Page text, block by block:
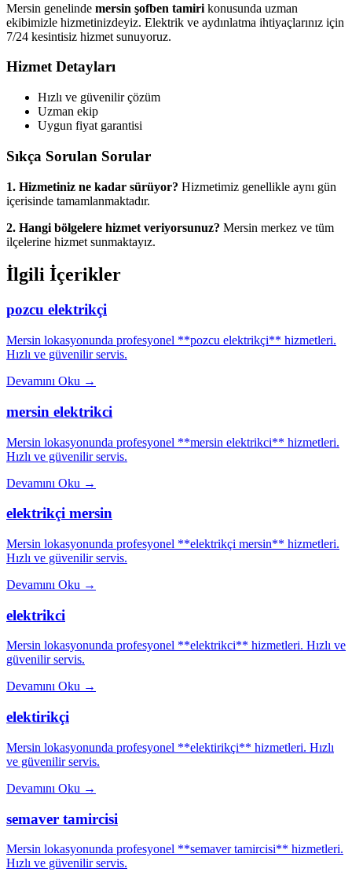
Mersin genelinde mersin şofben tamiri konusunda uzman
ekibimizle hizmetinizdeyiz. Elektrik ve aydınlatma ihtiyaçlarınız için
7/24 kesintisiz hizmet sunuyoruz.
Hizmet Detayları
Hızlı ve güvenilir çözüm
Uzman ekip
Uygun fiyat garantisi
Sıkça Sorulan Sorular
1. Hizmetiniz ne kadar sürüyor? Hizmetimiz genellikle aynı gün
içerisinde tamamlanmaktadır.
2. Hangi bölgelere hizmet veriyorsunuz? Mersin merkez ve tüm
ilçelerine hizmet sunmaktayız.
İlgili İçerikler
pozcu elektrikçi
Mersin lokasyonunda profesyonel **pozcu elektrikçi** hizmetleri.
Hızlı ve güvenilir servis.
Devamını Oku →
mersin elektrikci
Mersin lokasyonunda profesyonel **mersin elektrikci** hizmetleri.
Hızlı ve güvenilir servis.
Devamını Oku →
elektrikçi mersin
Mersin lokasyonunda profesyonel **elektrikçi mersin** hizmetleri.
Hızlı ve güvenilir servis.
Devamını Oku →
elektrikci
Mersin lokasyonunda profesyonel **elektrikci** hizmetleri. Hızlı ve
güvenilir servis.
Devamını Oku →
elektirikçi
Mersin lokasyonunda profesyonel **elektirikçi** hizmetleri. Hızlı
ve güvenilir servis.
Devamını Oku →
semaver tamircisi
Mersin lokasyonunda profesyonel **semaver tamircisi** hizmetleri.
Hızlı ve güvenilir servis.